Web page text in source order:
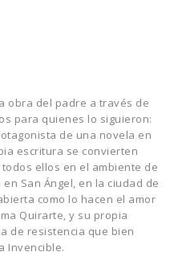
obra del padre a través de
para quienes lo siguieron:
de una novela en
escritura se convierten
ellos en el ambiente de
San Ángel, en la ciudad de
como lo hacen el amor
Quirarte, y su propia
de resistencia que bien
Invencible.